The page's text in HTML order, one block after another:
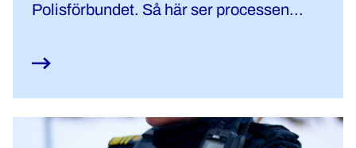
Polisförbundet. Så här ser processen...